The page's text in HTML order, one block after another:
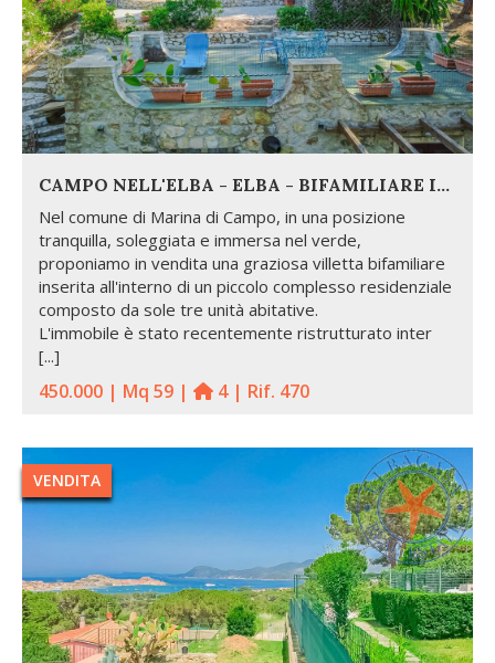
CAMPO NELL'ELBA - ELBA - BIFAMILIARE IN POSIZIONE STRATEGICA
Nel comune di Marina di Campo, in una posizione
tranquilla, soleggiata e immersa nel verde,
proponiamo in vendita una graziosa villetta bifamiliare
inserita all'interno di un piccolo complesso residenziale
composto da sole tre unità abitative.
L'immobile è stato recentemente ristrutturato inter
[...]
450.000 | Mq 59 | 4 | Rif. 470
VENDITA